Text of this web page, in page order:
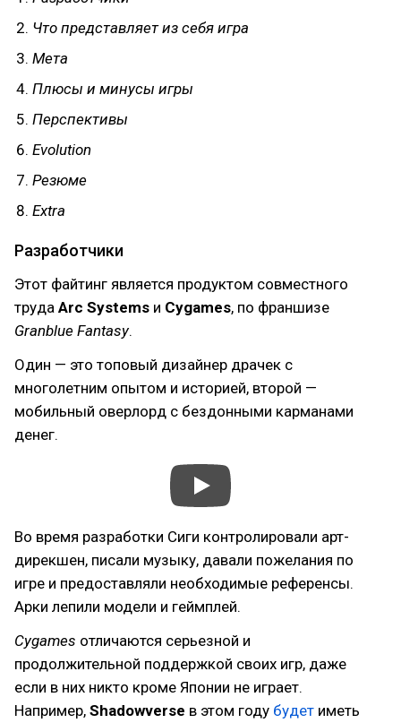
Что представляет из себя игра
Мета
Плюсы и минусы игры
Перспективы
Evolution
Резюме
Extra
Разработчики
Этот файтинг является продуктом совместного
труда Arc Systems и Cygames, по франшизе
Granblue Fantasy.
Один — это топовый дизайнер драчек с
многолетним опытом и историей, второй —
мобильный оверлорд с бездонными карманами
денег.
Во время разработки Сиги контролировали арт-
дирекшен, писали музыку, давали пожелания по
игре и предоставляли необходимые референсы.
Арки лепили модели и геймплей.
Суgames отличаются серьезной и
продолжительной поддержкой своих игр, даже
если в них никто кроме Японии не играет.
Например, Shadowverse в этом году будет иметь